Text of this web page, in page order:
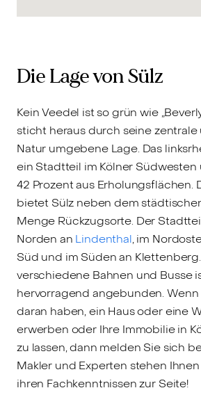
Die Lage von Sülz
Kein Veedel ist so grün wie
sticht heraus durch seine
Natur umgebene Lage. Das
ein Stadtteil im Kölner Südwesten
42 Prozent aus Erholungsflächen.
bietet Sülz neben dem
Menge Rückzugsorte. Der
Norden an Lindenthal, im
Süd und im Süden an
verschiedene Bahnen und Busse
hervorragend angebunden. Wenn
daran haben, ein Haus oder eine
erwerben oder Ihre Immobilie in
zu lassen, dann melden Sie sich
Makler und Experten stehen
ihren Fachkenntnissen zur Seite!